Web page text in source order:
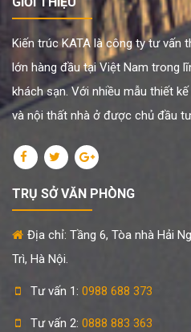
Kiến trúc KATA là công ty tư vấn
lớn hàng đầu tại Việt Nam trong
khách sạn. Với nhiều mẫu thiết
và nội thất nhà ở được chủ đầu
TRỤ SỞ VĂN PHÒNG
Địa chỉ: Tầng 6, Tòa nhà Hải
Trì, Hà Nội.
Tư vấn 1: 0988 688 373
Tư vấn 2: 0888 883 363